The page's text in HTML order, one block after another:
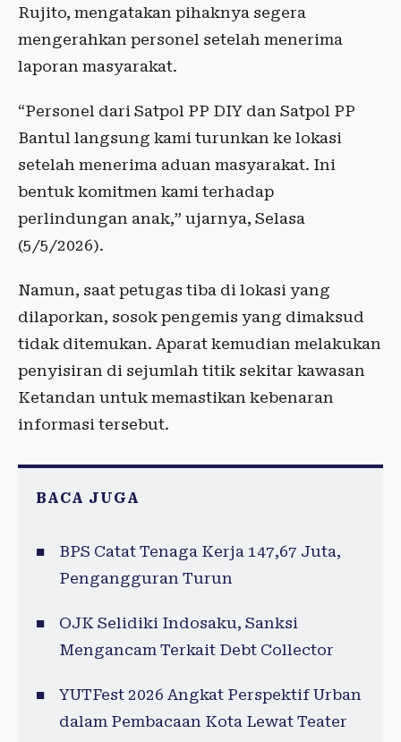
Rujito, mengatakan pihaknya segera
mengerahkan personel setelah menerima
laporan masyarakat.
“Personel dari Satpol PP DIY dan Satpol PP
Bantul langsung kami turunkan ke lokasi
setelah menerima aduan masyarakat. Ini
bentuk komitmen kami terhadap
perlindungan anak,” ujarnya, Selasa
(5/5/2026).
Namun, saat petugas tiba di lokasi yang
dilaporkan, sosok pengemis yang dimaksud
tidak ditemukan. Aparat kemudian melakukan
penyisiran di sejumlah titik sekitar kawasan
Ketandan untuk memastikan kebenaran
informasi tersebut.
BACA JUGA
BPS Catat Tenaga Kerja 147,67 Juta,
Pengangguran Turun
OJK Selidiki Indosaku, Sanksi
Mengancam Terkait Debt Collector
YUTFest 2026 Angkat Perspektif Urban
dalam Pembacaan Kota Lewat Teater